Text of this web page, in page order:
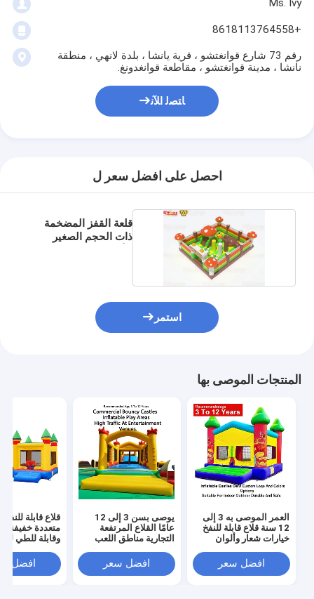
Ms. Ivy
+8618113764558
رقم 73 شارع قوانغتشو ، قرية يانشا ، بلدة لانهي ، منطقة
نانشا ، مدينة قوانغتشو ، مقاطعة قوانغدونغ.
ﺎﺘﺼﻟ ﺍﻶﻧ
احصل على افضل سعر ل
قلعة القفز المضخمة
ذات الحجم الصغير
استمر
المنتجات الموصى بها
العمر الموصى به 3 إلى
12 سنة قلاع قابلة للنفخ
خيارات شعار وألوان
المصنعة الأصلية مناسبة
للاستخدام الداخلي
افضل سعر
يوصى بسن 3 إلى 12
عامًا القلاع المرتفعة
التجارية مناطق اللعب
لحركة المرور الكبيرة في
أماكن الترفيه
افضل سعر
قلاع قابلة للنفخ
متعددة خفيفة
وقابلة للطي
للمناسبات
افضل